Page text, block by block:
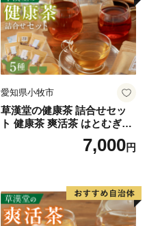
愛知県小牧市
草漢堂の健康茶 詰合せセッ
ト 健康茶 爽活茶 はとむぎ茶
温補茶 健食茶 和漢紅茶 お茶
7,000円